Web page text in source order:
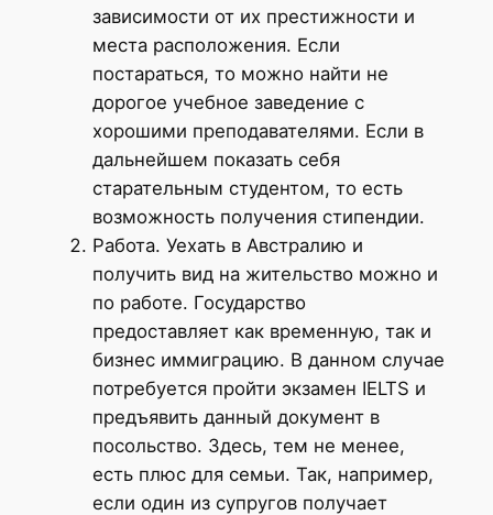
зависимости от их престижности и
места расположения. Если
постараться, то можно найти не
дорогое учебное заведение с
хорошими преподавателями. Если в
дальнейшем показать себя
старательным студентом, то есть
возможность получения стипендии.
Работа. Уехать в Австралию и
получить вид на жительство можно и
по работе. Государство
предоставляет как временную, так и
бизнес иммиграцию. В данном случае
потребуется пройти экзамен IELTS и
предъявить данный документ в
посольство. Здесь, тем не менее,
есть плюс для семьи. Так, например,
если один из супругов получает